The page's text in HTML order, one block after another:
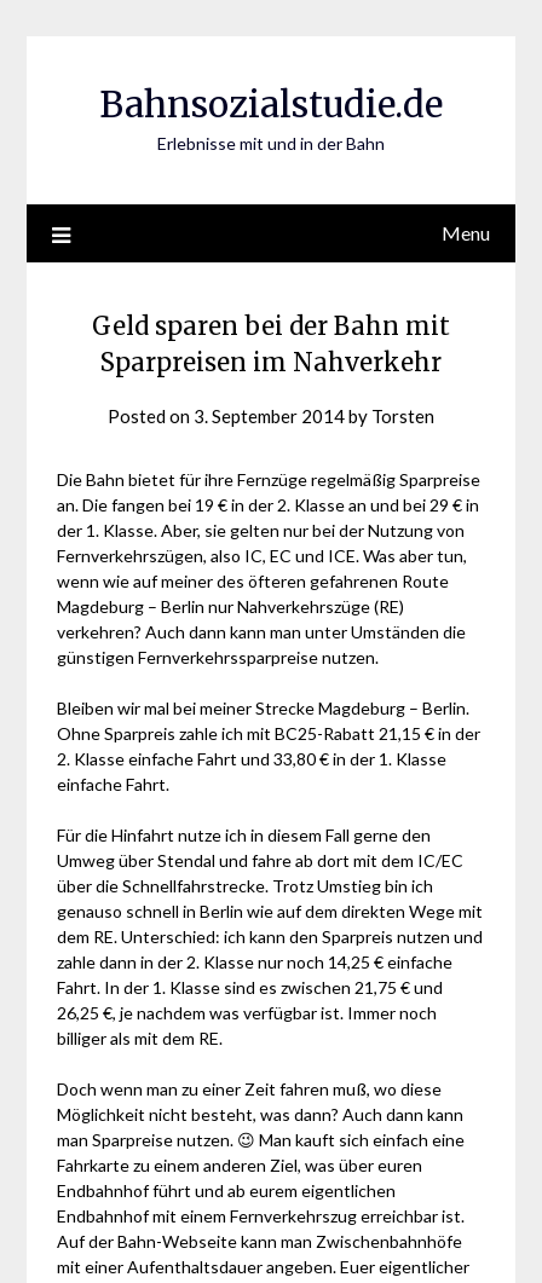
Bahnsozialstudie.de
Erlebnisse mit und in der Bahn
Menu
Geld sparen bei der Bahn mit
Sparpreisen im Nahverkehr
Posted on 3. September 2014by Torsten
Die Bahn bietet für ihre Fernzüge regelmäßig Sparpreise
an. Die fangen bei 19 € in der 2. Klasse an und bei 29 € in
der 1. Klasse. Aber, sie gelten nur bei der Nutzung von
Fernverkehrszügen, also IC, EC und ICE. Was aber tun,
wenn wie auf meiner des öfteren gefahrenen Route
Magdeburg – Berlin nur Nahverkehrszüge (RE)
verkehren? Auch dann kann man unter Umständen die
günstigen Fernverkehrssparpreise nutzen.
Bleiben wir mal bei meiner Strecke Magdeburg – Berlin.
Ohne Sparpreis zahle ich mit BC25-Rabatt 21,15 € in der
2. Klasse einfache Fahrt und 33,80 € in der 1. Klasse
einfache Fahrt.
Für die Hinfahrt nutze ich in diesem Fall gerne den
Umweg über Stendal und fahre ab dort mit dem IC/EC
über die Schnellfahrstrecke. Trotz Umstieg bin ich
genauso schnell in Berlin wie auf dem direkten Wege mit
dem RE. Unterschied: ich kann den Sparpreis nutzen und
zahle dann in der 2. Klasse nur noch 14,25 € einfache
Fahrt. In der 1. Klasse sind es zwischen 21,75 € und
26,25 €, je nachdem was verfügbar ist. Immer noch
billiger als mit dem RE.
Doch wenn man zu einer Zeit fahren muß, wo diese
Möglichkeit nicht besteht, was dann? Auch dann kann
man Sparpreise nutzen. 😉 Man kauft sich einfach eine
Fahrkarte zu einem anderen Ziel, was über euren
Endbahnhof führt und ab eurem eigentlichen
Endbahnhof mit einem Fernverkehrszug erreichbar ist.
Auf der Bahn-Webseite kann man Zwischenbahnhöfe
mit einer Aufenthaltsdauer angeben. Euer eigentlicher